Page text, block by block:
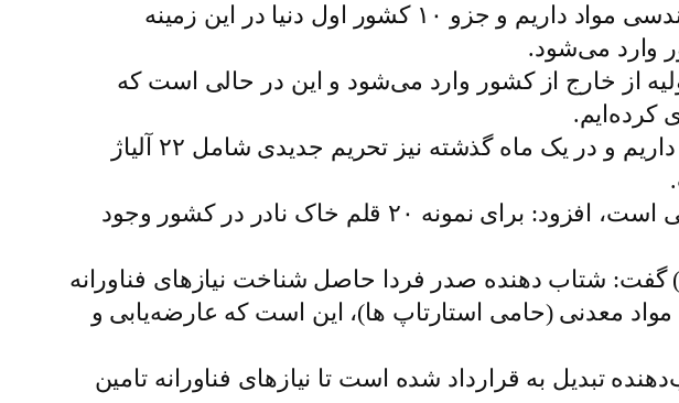
دانست و گفت: با وجود اینکه از لحاظ دانشگاهی، مقالات زیادی در حوزه مهندسی مواد داریم و جزو ۱۰ کشور اول دنیا در این زمینه
وارد می‌شود.
از خارج از کشور وارد می‌شود و این در حالی است که
کرده‌ایم.
ستاری گفت: همچنین در آلیاژهای خاص و آلیاژهای فولادی وابستگی شدیدی داریم و در یک ماه گذشته نیز تحریم جدیدی شامل ۲۲ آلیاژ
ستاری با اشاره به اینکه این اقدام، یک حرکت جدی در بحث عدم خام فروشی است، افزود: برای نمونه ۲۰ قلم خاک نادر در کشور وجود
شتاب دهنده صدر فردا حاصل شناخت نیازهای فناورانه
معدنی (حامی استارتاپ ها)، این است که عارضه‌یابی و
تبدیل به قرارداد شده است تا نیازهای فناورانه تامین